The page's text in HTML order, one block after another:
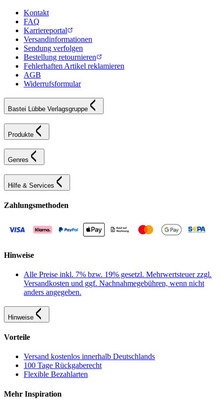
Kontakt
FAQ
Karriereportal
Versandinformationen
Sendung verfolgen
Bestellung retournieren
Fehlerhaften Artikel reklamieren
AGB
Widerrufsformular
Bastei Lübbe Verlagsgruppe
Produkte
Genres
Hilfe & Services
Zahlungsmethoden
Hinweise
Alle Preise inkl. 7% bzw. 19% gesetzl. Mehrwertsteuer zzgl.
Versandkosten und ggf. Nachnahmegebühren, wenn nicht
anders angegeben.
Hinweise
Vorteile
Versand kostenlos innerhalb Deutschlands
100 Tage Rückgaberecht
Flexible Bezahlarten
Mehr Inspiration